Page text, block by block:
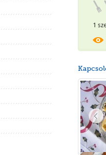
1